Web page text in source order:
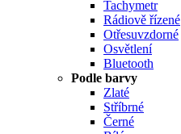
Tachymetr
Rádiově řízené
Otřesuvzdorné
Osvětlení
Bluetooth
Podle barvy
Zlaté
Stříbrné
Černé